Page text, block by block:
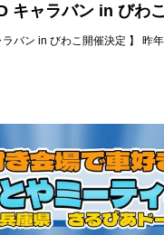
キャラバン in びわこ
わこ開催決定 】 昨年、大盛況にて開催